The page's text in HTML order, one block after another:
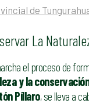
de
La
el proceso de
y la
Píllaro, se lleva a